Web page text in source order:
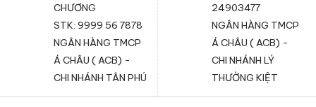
CHƯƠNG
STK: 9999 56 7878
NGÂN HÀNG TMCP
Á CHÂU ( ACB) -
CHI NHÁNH TÂN PHÚ
24903477
NGÂN HÀNG TMCP
Á CHÂU ( ACB) -
CHI NHÁNH LÝ
THƯỜNG KIỆT